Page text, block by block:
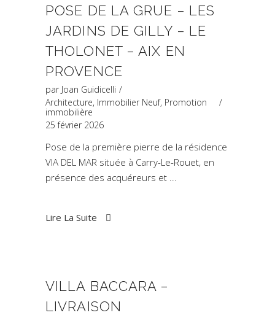
POSE DE LA GRUE – LES
JARDINS DE GILLY – LE
THOLONET – AIX EN
PROVENCE
par Joan Guidicelli
Architecture, Immobilier Neuf, Promotion
immobilière
25 février 2026
Pose de la première pierre de la résidence
VIA DEL MAR située à Carry-Le-Rouet, en
présence des acquéreurs et
Lire La Suite
VILLA BACCARA –
LIVRAISON